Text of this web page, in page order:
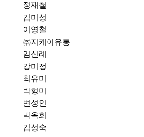
정재철
김미성
이영철
㈜지케이유통
임신례
강미정
최유미
박형미
변성인
박옥희
김성숙